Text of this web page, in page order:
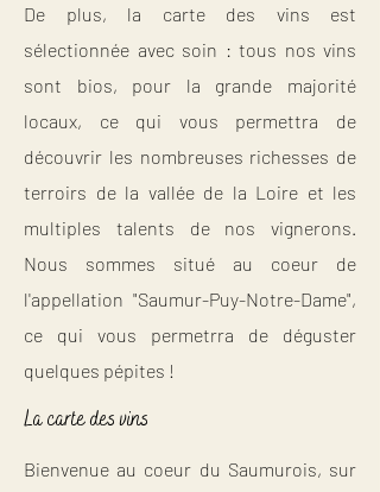
De plus, la carte des vins est
sélectionnée avec soin : tous nos vins
sont bios, pour la grande majorité
locaux, ce qui vous permettra de
découvrir les nombreuses richesses de
terroirs de la vallée de la Loire et les
multiples talents de nos vignerons.
Nous sommes situé au coeur de
l'appellation "Saumur-Puy-Notre-Dame",
ce qui vous permetrra de déguster
quelques pépites !
La carte des vins
Bienvenue au coeur du Saumurois, sur